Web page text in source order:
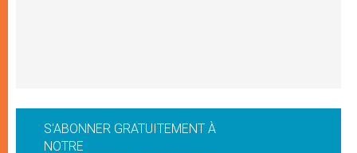
S'ABONNER GRATUITEMENT À
NOTRE